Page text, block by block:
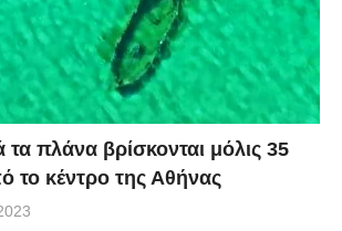
πλάνα βρίσκονται μόλις 35
το κέντρο της Αθήνας